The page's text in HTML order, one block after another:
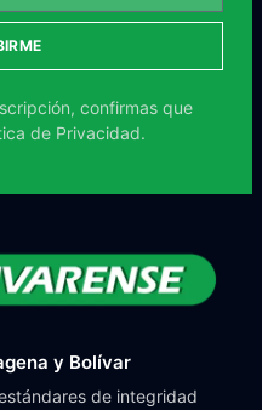
confirmas que
de Privacidad.
y Bolívar
de integridad